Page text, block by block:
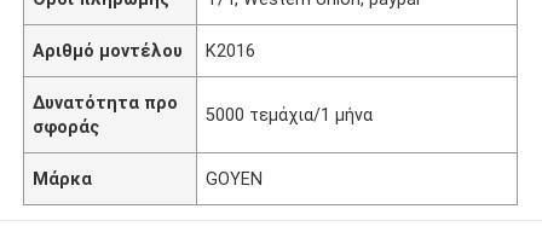
Αριθμό μοντέλου K2016
Δυνατότητα προ
σφοράς
5000 τεμάχια/1 μήνα
Μάρκα GOYEN